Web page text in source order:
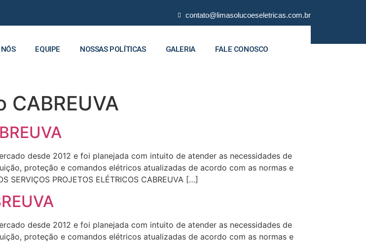
contato@limasolucoeseletricas.com.br
EQUIPE NOSSAS POLÍTICAS GALERIA FALE CONOSCO
desde 2012 e foi planejada com intuito de atender as necessidades de
proteção e comandos elétricos atualizadas de acordo com as normas e
PROJETOS ELÉTRICOS CABREUVA […]
desde 2012 e foi planejada com intuito de atender as necessidades de
proteção e comandos elétricos atualizadas de acordo com as normas e